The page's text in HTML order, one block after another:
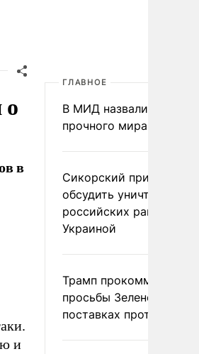
в
и
ГЛАВНОЕ
В МИД назвали условия
прочного мира на
Сикорский призвал
обсудить уничтожение
российских ракет над
Украиной
Трамп
просьбы Зеленского о
поставках